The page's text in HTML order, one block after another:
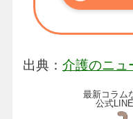
出典： 介護のニュ
最新コラム
公式